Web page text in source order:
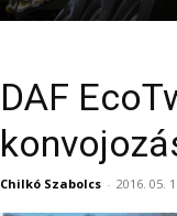
DAF
Chilkó Szabolcs - 2016. 05.